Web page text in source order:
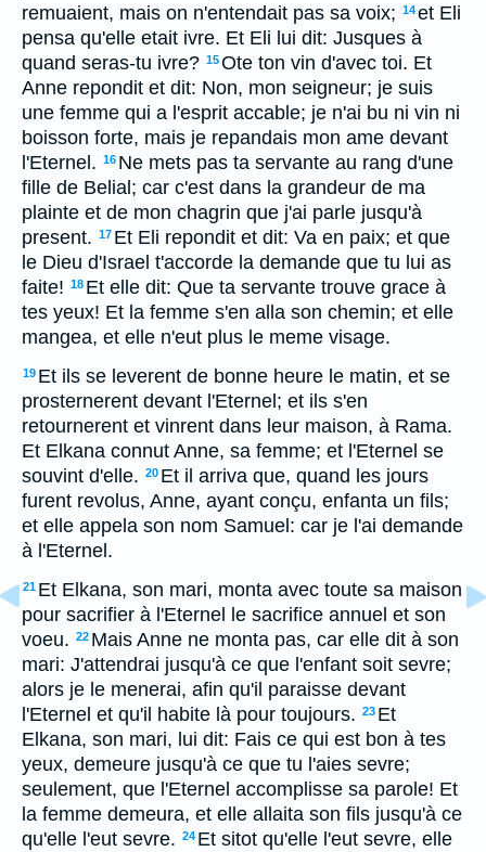
remuaient, mais on n'entendait pas sa voix; 14et Eli
pensa qu'elle etait ivre. Et Eli lui dit: Jusques à
quand seras-tu ivre? 15Ote ton vin d'avec toi. Et
Anne repondit et dit: Non, mon seigneur; je suis
une femme qui a l'esprit accable; je n'ai bu ni vin ni
boisson forte, mais je repandais mon ame devant
l'Eternel. 16 Ne mets pas ta servante au rang d'une
fille de Belial; car c'est dans la grandeur de ma
plainte et de mon chagrin que j'ai parle jusqu'à
present. 17 Et Eli repondit et dit: Va en paix; et que
le Dieu d'Israel t'accorde la demande que tu lui as
faite! 18 Et elle dit: Que ta servante trouve grace à
tes yeux! Et la femme s'en alla son chemin; et elle
mangea, et elle n'eut plus le meme visage.
19 Et ils se leverent de bonne heure le matin, et se
prosternerent devant l'Eternel; et ils s'en
retournerent et vinrent dans leur maison, à Rama.
Et Elkana connut Anne, sa femme; et l'Eternel se
souvint d'elle. 20 Et il arriva que, quand les jours
furent revolus, Anne, ayant conçu, enfanta un fils;
et elle appela son nom Samuel: car je l'ai demande
à l'Eternel.
21 Et Elkana, son mari, monta avec toute sa maison
pour sacrifier à l'Eternel le sacrifice annuel et son
voeu. 22 Mais Anne ne monta pas, car elle dit à son
mari: J'attendrai jusqu'à ce que l'enfant soit sevre;
alors je le menerai, afin qu'il paraisse devant
l'Eternel et qu'il habite là pour toujours. 23 Et
Elkana, son mari, lui dit: Fais ce qui est bon à tes
yeux, demeure jusqu'à ce que tu l'aies sevre;
seulement, que l'Eternel accomplisse sa parole! Et
la femme demeura, et elle allaita son fils jusqu'à ce
qu'elle l'eut sevre. 24 Et sitot qu'elle l'eut sevre, elle